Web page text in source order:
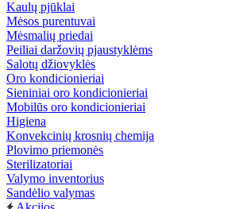
Kaulų pjūklai
Mėsos purentuvai
Mėsmalių priedai
Peiliai daržovių pjaustyklėms
Salotų džiovyklės
Oro kondicionieriai
Sieniniai oro kondicionieriai
Mobilūs oro kondicionieriai
Higiena
Konvekcinių krosnių chemija
Plovimo priemonės
Sterilizatoriai
Valymo inventorius
Sandėlio valymas